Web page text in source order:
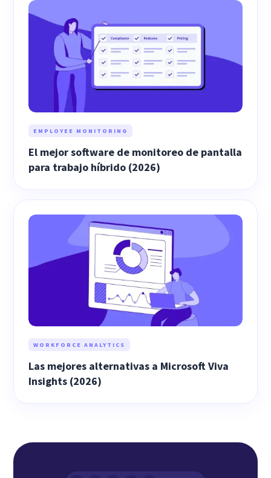
EMPLOYEE MONITORING
El mejor software de monitoreo de pantalla
para trabajo híbrido (2026)
WORKFORCE ANALYTICS
Las mejores alternativas a Microsoft Viva
Insights (2026)